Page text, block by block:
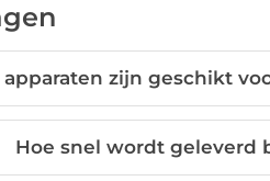
zijn geschikt
Hoe snel wordt geleverd